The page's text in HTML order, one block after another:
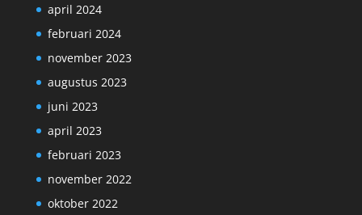
april 2024
februari 2024
november 2023
augustus 2023
juni 2023
april 2023
februari 2023
november 2022
oktober 2022